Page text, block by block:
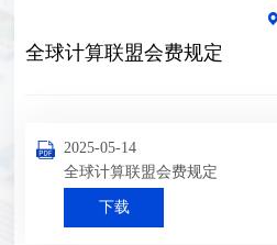
全球计算联盟会费规定
2025-05-14
全球计算联盟会费规定
下载